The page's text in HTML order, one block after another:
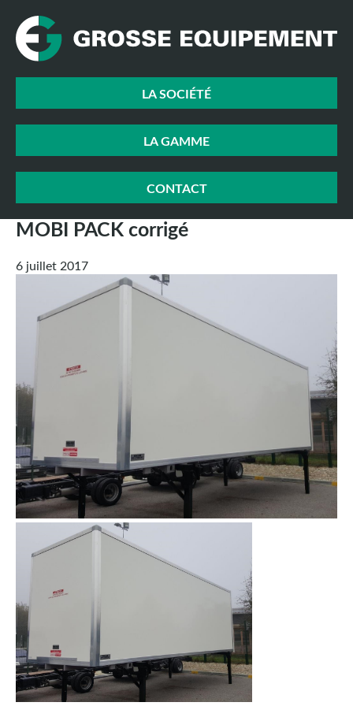
LA SOCIÉTÉ
LA GAMME
CONTACT
MOBI PACK corrigé
6 juillet 2017